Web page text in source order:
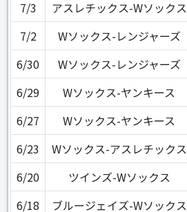
7/3
アスレチックス-Wソックス
7/2
Wソックス-レンジャーズ
6/30
Wソックス-レンジャーズ
6/29
Wソックス-ヤンキース
6/27
Wソックス-ヤンキース
6/23
Wソックス-アスレチックス
6/20
ツインズ-Wソックス
6/18
ブルージェイズ-Wソックス